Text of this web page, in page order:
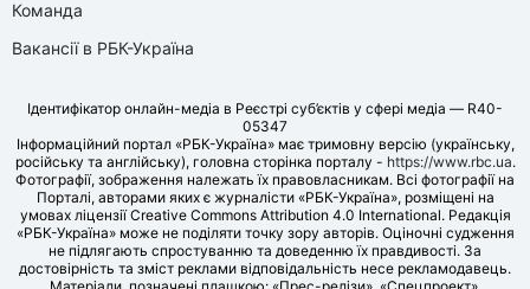
Команда
Вакансії в РБК-Україна
Ідентифікатор онлайн-медіа в Реєстрі суб’єктів у сфері медіа — R40-
05347
Інформаційний портал «РБК-Україна» має тримовну версію (українську,
російську та англійську), головна сторінка порталу - https://www.rbc.ua.
Фотографії, зображення належать їх правовласникам. Всі фотографії на
Порталі, авторами яких є журналісти «РБК-Україна», розміщені на
умовах ліцензії Creative Commons Attribution 4.0 International. Редакція
«РБК-Україна» може не поділяти точку зору авторів. Оціночні судження
не підлягають спростуванню та доведенню їх правдивості. За
достовірність та зміст реклами відповідальність несе рекламодавець.